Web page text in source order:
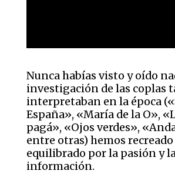
Nunca habías visto y oído
investigación de las coplas
interpretaban en la época
España», «María de la O»,
pagá», «Ojos verdes»,
entre otras) hemos
equilibrado por la pasión y
información.